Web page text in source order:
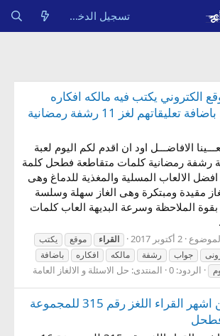
تسجيل الدخول
الكتروني يكتب فيه مالكه افكاره
ويقوم القراء باضافة تعليقاتهم لغز 11 رشفة رمضانية
الافاضـــل اود ان اقدم لكم اليوم لعبة
رشفة رمضانية كلمات متقاطعة فطحل كلمة
الالعاب المسلية والمغذية للدماغ وهى
مقيدة ومبتكرة وهى الغاز سهلة وسلسة
بقوة الملاحظة وسرعة البديهة العاب كلمات
2 أكتوبر 2017 القراء موقع
يكتب
جواب رشفة مالكه افكاره
باضافة
الردود: 0 المنتدى: حل الاسئلة و الالغاز العامة
جواب لغز من اشهر القراء اللغز رقم 315 للمجموعة